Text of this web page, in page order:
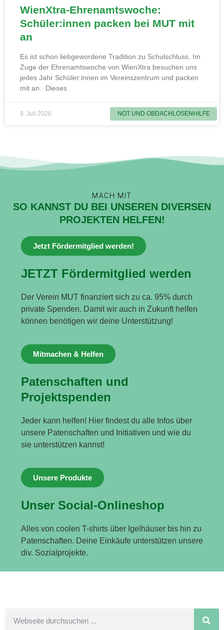
NOT UND OBDACHLOSENHILFE
WienXtra-Ehrenamtswoche:
Schüler:innen packen bei MUT mit
an
Es ist schon liebgewordene Tradition zu Schulschluss. Im
Zuge der Ehrenamtswoche von WienXtra besuchen uns
jedes Jahr Schüler:innen im Vereinszentrum und packen
mit an. Dieses
9. Juli 2026
MACH MIT
SO KANNST DU BEI UNSEREN DIVERSEN
PROJEKTEN HELFEN!
Jetzt Fördermitglied werden!
JETZT Fördermitglied werden
Der Verein MUT finanziert sich zu ca. 95% durch
private Spenden. Damit wir auch in Zukunft helfen
können benötigen wir deine Unterstützung!
Mitmachen & Helfen
Patenschaften und
Projektspenden
Jeder kann helfen! Hier findest du alle Infos über
unsere Patenschaften und Initiativen und wie du
sie unterstützen kannst!
Unsere Produkte
Unser Social-Onlineshop
Alles von coolen T-shirts über Igelhäuser bis hin zu
Patenschaften. Deine Einkäufe unterstützen unsere
div. Sozialprojekte.